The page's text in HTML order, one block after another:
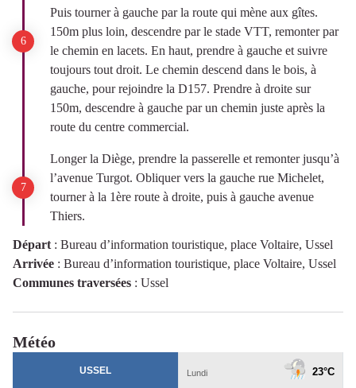
Puis tourner à gauche par la route qui mène aux gîtes.
150m plus loin, descendre par le stade VTT, remonter par
le chemin en lacets. En haut, prendre à gauche et suivre
toujours tout droit. Le chemin descend dans le bois, à
gauche, pour rejoindre la D157. Prendre à droite sur
150m, descendre à gauche par un chemin juste après la
route du centre commercial.
Longer la Diège, prendre la passerelle et remonter jusqu’à
l’avenue Turgot. Obliquer vers la gauche rue Michelet,
tourner à la 1ère route à droite, puis à gauche avenue
Thiers.
Départ : Bureau d’information touristique, place Voltaire, Ussel
Arrivée : Bureau d’information touristique, place Voltaire, Ussel
Communes traversées : Ussel
Météo